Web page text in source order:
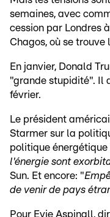
semaines, avec
cession par Londres
Chagos, où se
En janvier, Donald
"grande stupidité". Il
février.
Le président
Starmer sur la
politique
l'énergie sont
Sun. Et encore: "
de venir de pays
Pour Evie Aspinall,